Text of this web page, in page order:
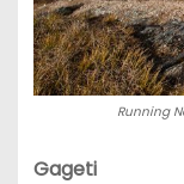
Running
Gageti